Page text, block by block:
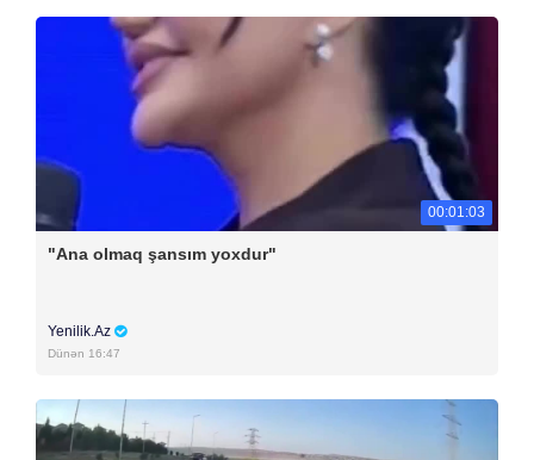
00:01:03
"Ana olmaq şansım yoxdur"
Yenilik.Az
Dünən 16:47